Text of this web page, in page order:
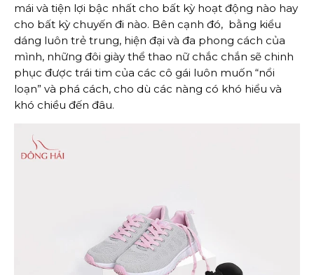
mái và tiện lợi bậc nhất cho bất kỳ hoạt động nào hay
cho bất kỳ chuyến đi nào. Bên cạnh đó, bằng kiểu
dáng luôn trẻ trung, hiện đại và đa phong cách của
mình, những đôi giày thể thao nữ chắc chắn sẽ chinh
phục được trái tim của các cô gái luôn muốn “nổi
loạn” và phá cách, cho dù các nàng có khó hiểu và
khó chiều đến đâu.